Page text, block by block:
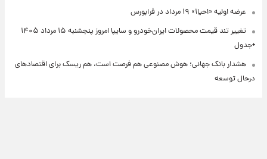
عرضه اولیه «احیا۱» ۱۹ مرداد در فرابورس
تغییر تند قیمت محصولات ایران‌خودرو و سایپا امروز پنجشنبه ۱۵ مرداد ۱۴۰۵
+جدول
هشدار بانک جهانی؛ هوش مصنوعی هم فرصت است، هم ریسک برای اقتصادهای
درحال توسعه